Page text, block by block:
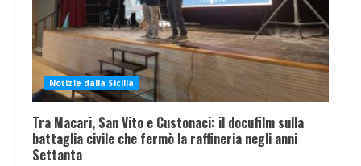
Notizie dalla Sicilia
Tra Macari, San Vito e Custonaci: il docufilm sulla
battaglia civile che fermò la raffineria negli anni
Settanta